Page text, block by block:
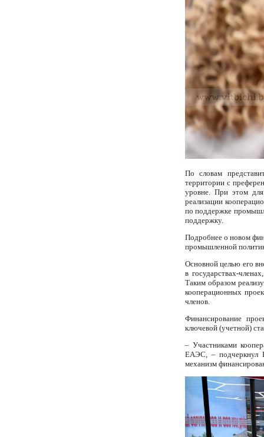
По словам
территории с
уровне. При этом для
реализации
по поддержке
поддержку.
Подробнее о новом
промышленной
Основной целью его
в государствах-
Таким образом
кооперационных
членов.
Финансирование
ключевой (учетной)
– Участниками
ЕАЭС, – подчеркнул
механизм